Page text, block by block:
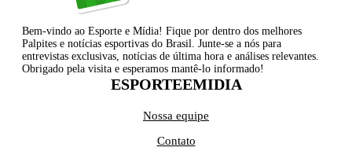
Bem-vindo ao Esporte e Mídia! Fique por dentro dos melhores
Palpites e notícias esportivas do Brasil. Junte-se a nós para
entrevistas exclusivas, notícias de última hora e análises relevantes.
Obrigado pela visita e esperamos mantê-lo informado!
ESPORTEEMIDIA
Nossa equipe
Contato